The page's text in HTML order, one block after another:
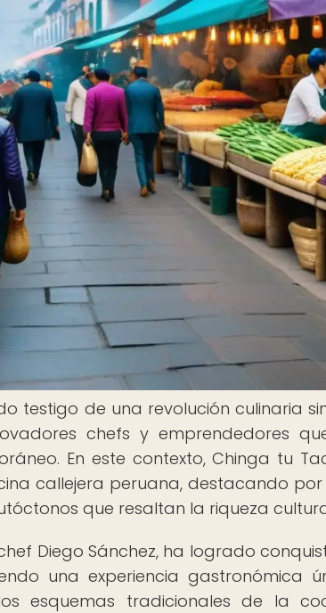
testigo de una revolución culinaria
chefs y emprendedores
En este contexto, Chinga tu
callejera peruana, destacando
que resaltan la riqueza
Diego Sánchez, ha logrado
una experiencia gastronómica
esquemas tradicionales de la